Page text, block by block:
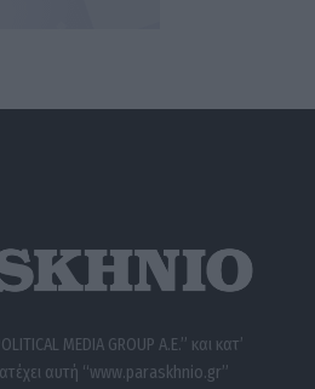
MEDIA GROUP A.E.” και κατ’
αυτή “www.paraskhnio.gr”